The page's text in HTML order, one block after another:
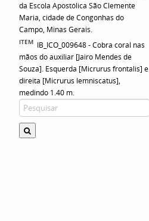
da Escola Apostólica São Clemente
Maria, cidade de Congonhas do
Campo, Minas Gerais.
ITEM IB_ICO_009648 - Cobra coral nas
mãos do auxiliar [Jairo Mendes de
Souza]. Esquerda [Micrurus frontalis] e
direita [Micrurus lemniscatus],
medindo 1.40 m.